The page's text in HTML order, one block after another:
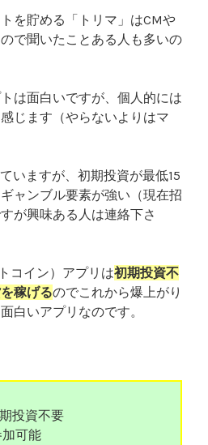
を貯める「トリマ」はCMや
で聞いたことある人も多いの
は面白いですが、個人的には
じます（やらないよりはマ
いますが、初期投資が最低15
ャンブル要素が強い（現在招
が興味ある人は連絡下さ
コイン）アプリは初期投資不
稼げるのでこれから爆上がり
白いアプリなのです。
投資不要
可能